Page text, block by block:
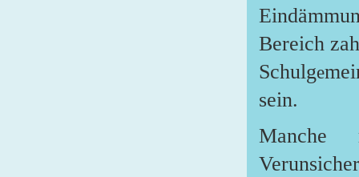
Ein
Bereich
Schulge
sein.
Manche
Verunsi